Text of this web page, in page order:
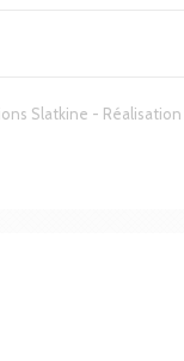
Slatkine - Réalisation